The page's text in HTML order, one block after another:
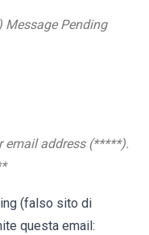
Message Pending
email address (*****).
(falso sito di
questa email: